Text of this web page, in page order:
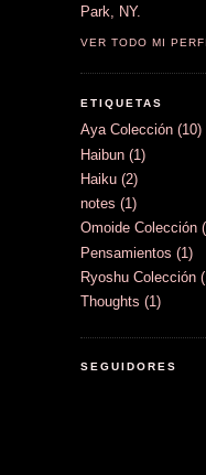
Park, NY.
VER TODO MI
ETIQUETAS
Aya Colección (10)
Haibun (1)
Haiku (2)
notes (1)
Omoide Colección
Pensamientos (1)
Ryoshu Colección
Thoughts (1)
SEGUIDORES